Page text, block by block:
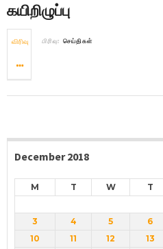
கயிறிழுப்பு
விரிவு பிரிவு: செய்திகள்
December 2018
M T W T
3
4 5 6
10
11 12 13